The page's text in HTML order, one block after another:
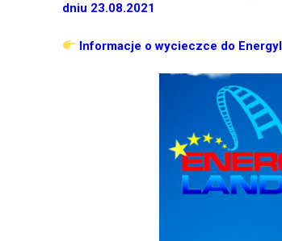
dniu 23.08.2021
Informacje o wycieczce do